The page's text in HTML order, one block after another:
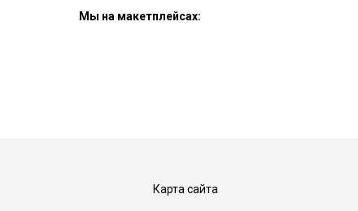
Мы на макетплейсах:
Карта сайта